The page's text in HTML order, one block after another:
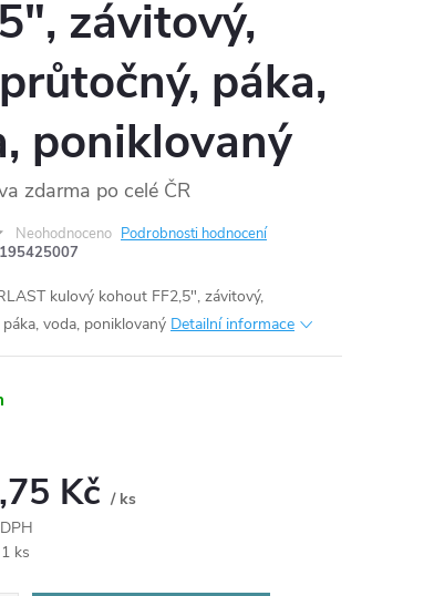
závitový,
páka,
poniklovaný
zdarma po celé ČR
Neohodnoceno Podrobnosti hodnocení
195425007
kulový kohout FF2,5", závitový,
voda, poniklovaný Detailní informace
Kč / ks
ks